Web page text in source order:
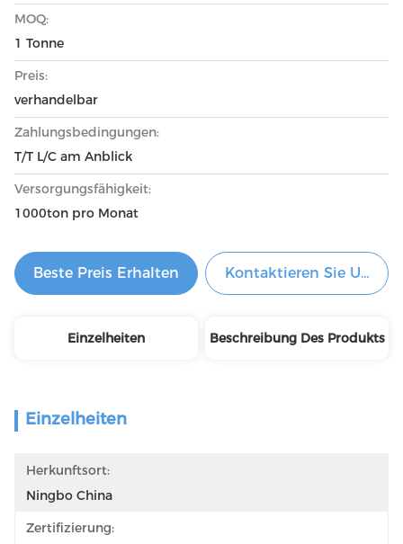
MOQ:
1 Tonne
Preis:
verhandelbar
Zahlungsbedingungen:
T/T L/C am Anblick
Versorgungsfähigkeit:
1000ton pro Monat
Beste Preis Erhalten Kontaktieren Sie Uns
Einzelheiten Beschreibung Des Produkts
Einzelheiten
Herkunftsort:
Ningbo China
Zertifizierung: